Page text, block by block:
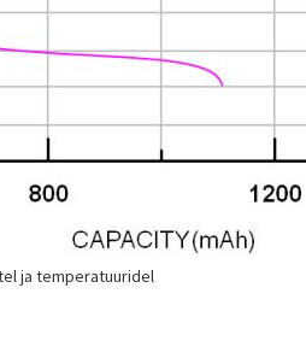
temperatuuridel